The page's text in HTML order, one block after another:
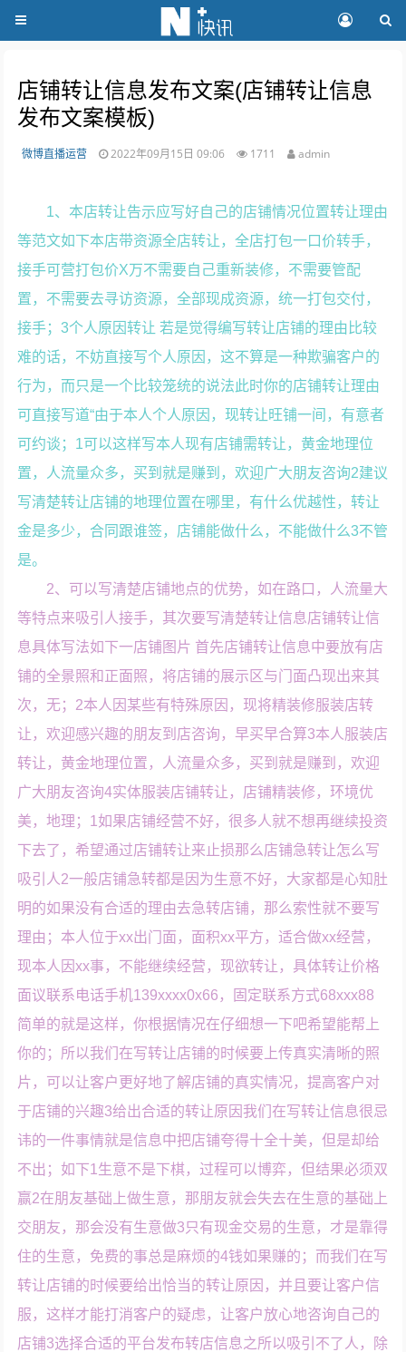
店铺转让信息发布文案(店铺转让信息
发布文案模板)
微博直播运营 2022年09月15日 09:06 1711 admin
1、本店转让告示应写好自己的店铺情况位置转让理由
等范文如下本店带资源全店转让，全店打包一口价转手，
接手可营打包价X万不需要自己重新装修，不需要管配
置，不需要去寻访资源，全部现成资源，统一打包交付，
接手；3个人原因转让 若是觉得编写转让店铺的理由比较
难的话，不妨直接写个人原因，这不算是一种欺骗客户的
行为，而只是一个比较笼统的说法此时你的店铺转让理由
可直接写道“由于本人个人原因，现转让旺铺一间，有意者
可约谈；1可以这样写本人现有店铺需转让，黄金地理位
置，人流量众多，买到就是赚到，欢迎广大朋友咨询2建议
写清楚转让店铺的地理位置在哪里，有什么优越性，转让
金是多少，合同跟谁签，店铺能做什么，不能做什么3不管
是。
2、可以写清楚店铺地点的优势，如在路口，人流量大
等特点来吸引人接手，其次要写清楚转让信息店铺转让信
息具体写法如下一店铺图片 首先店铺转让信息中要放有店
铺的全景照和正面照，将店铺的展示区与门面凸现出来其
次，无；2本人因某些有特殊原因，现将精装修服装店转
让，欢迎感兴趣的朋友到店咨询，早买早合算3本人服装店
转让，黄金地理位置，人流量众多，买到就是赚到，欢迎
广大朋友咨询4实体服装店铺转让，店铺精装修，环境优
美，地理；1如果店铺经营不好，很多人就不想再继续投资
下去了，希望通过店铺转让来止损那么店铺急转让怎么写
吸引人2一般店铺急转都是因为生意不好，大家都是心知肚
明的如果没有合适的理由去急转店铺，那么索性就不要写
理由；本人位于xx出门面，面积xx平方，适合做xx经营，
现本人因xx事，不能继续经营，现欲转让，具体转让价格
面议联系电话手机139xxxx0x66，固定联系方式68xxx88
简单的就是这样，你根据情况在仔细想一下吧希望能帮上
你的；所以我们在写转让店铺的时候要上传真实清晰的照
片，可以让客户更好地了解店铺的真实情况，提高客户对
于店铺的兴趣3给出合适的转让原因我们在写转让信息很忌
讳的一件事情就是信息中把店铺夸得十全十美，但是却给
不出；如下1生意不是下棋，过程可以博弈，但结果必须双
赢2在朋友基础上做生意，那朋友就会失去在生意的基础上
交朋友，那会没有生意做3只有现金交易的生意，才是靠得
住的生意，免费的事总是麻烦的4钱如果赚的；而我们在写
转让店铺的时候要给出恰当的转让原因，并且要让客户信
服，这样才能打消客户的疑虑，让客户放心地咨询自己的
店铺3选择合适的平台发布转店信息之所以吸引不了人，除